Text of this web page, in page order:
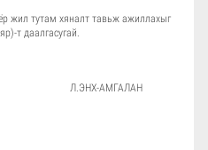
жил тутам хяналт тавьж ажиллахыг
т даалгасугай.
Л.ЭНХ-АМГАЛАН